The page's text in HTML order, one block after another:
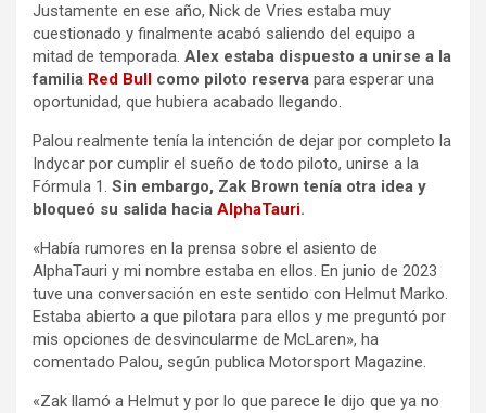
Justamente en ese año, Nick de Vries estaba muy
cuestionado y finalmente acabó saliendo del equipo a
mitad de temporada. Alex estaba dispuesto a unirse a la
familia Red Bull como piloto reserva para esperar una
oportunidad, que hubiera acabado llegando.
Palou realmente tenía la intención de dejar por completo la
Indycar por cumplir el sueño de todo piloto, unirse a la
Fórmula 1. Sin embargo, Zak Brown tenía otra idea y
bloqueó su salida hacia AlphaTauri.
«Había rumores en la prensa sobre el asiento de
AlphaTauri y mi nombre estaba en ellos. En junio de 2023
tuve una conversación en este sentido con Helmut Marko.
Estaba abierto a que pilotara para ellos y me preguntó por
mis opciones de desvincularme de McLaren», ha
comentado Palou, según publica Motorsport Magazine.
«Zak llamó a Helmut y por lo que parece le dijo que ya no